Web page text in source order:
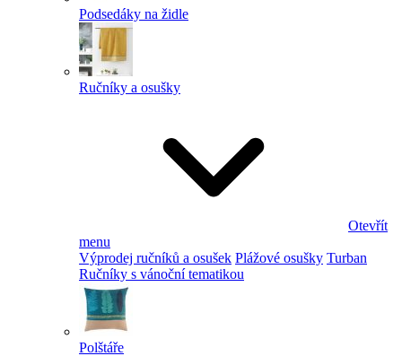
Podsedáky na židle
Ručníky a osušky
Otevřít
menu
Výprodej ručníků a osušek Plážové osušky Turban
Ručníky s vánoční tematikou
Polštáře